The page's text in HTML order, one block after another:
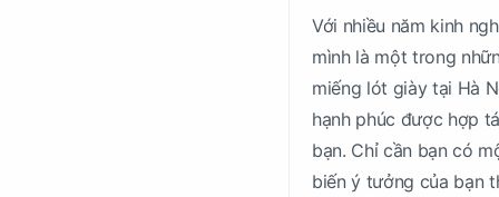
Với nhiều năm kinh
mình là một trong
miếng lót giày tại Hà
hạnh phúc được hợp
bạn. Chỉ cần bạn có
biến ý tưởng của bạn